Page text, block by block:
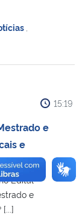
15:19
e
e
Edital
e